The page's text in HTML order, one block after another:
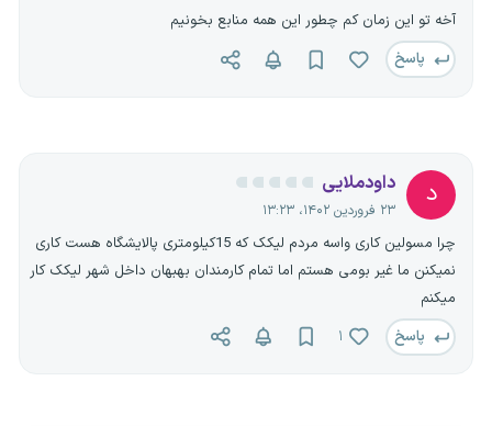
آخه تو این زمان کم چطور این همه منابع بخونیم
پاسخ
د داودملایی
۲۳ فروردین ۱۴۰۲، ۱۳:۲۳
چرا مسولین کاری واسه مردم لیکک که 15کیلومتری پالایشگاه هست کاری
نمیکنن ما غیر بومی هستم اما تمام کارمندان بهبهان داخل شهر لیکک کار
میکنم
پاسخ
۱